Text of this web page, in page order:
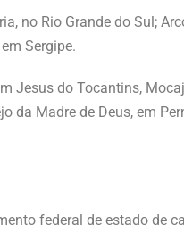
no Rio Grande do Sul;
Sergipe.
Jesus do Tocantins,
da Madre de Deus, em
federal de estado de